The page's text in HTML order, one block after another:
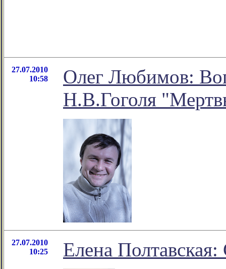
27.07.2010
10:58
Олег Любимов:
Н.В.Гоголя
27.07.2010
10:25
Елена